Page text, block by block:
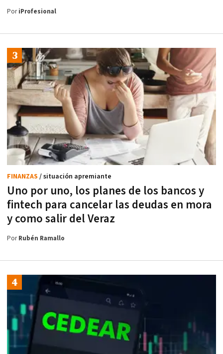
PoriProfesional
Uno por uno, los planes de los bancos y
fintech para cancelar las deudas en mora
y como salir del Veraz
FINANZAS / situación apremiante
PorRubén Ramallo